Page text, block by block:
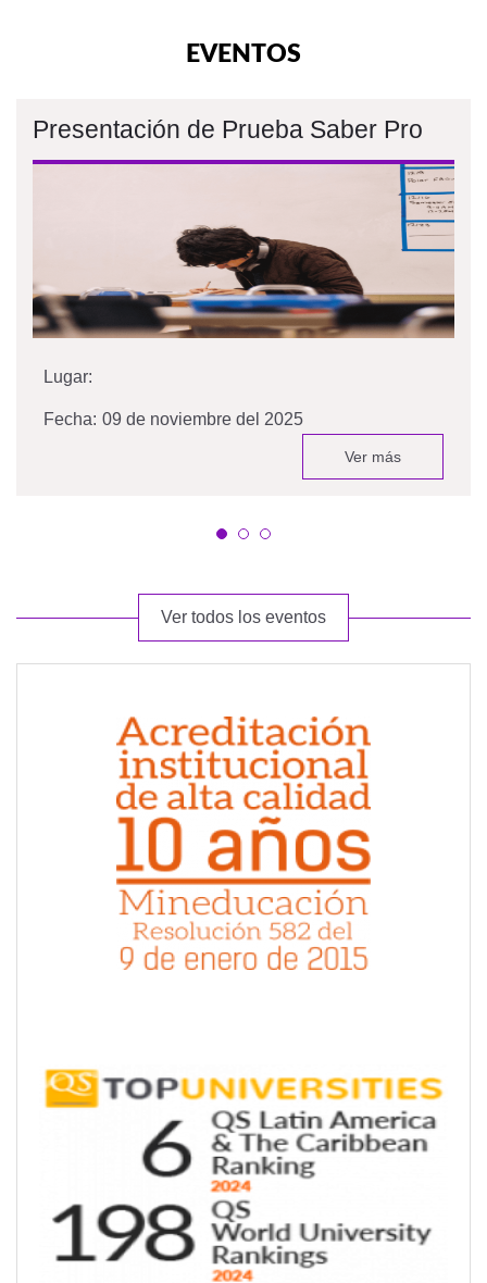
EVENTOS
Presentación de Prueba Saber Pro
Lugar:
Fecha: 09 de noviembre del 2025
Ver más
Ver todos los eventos